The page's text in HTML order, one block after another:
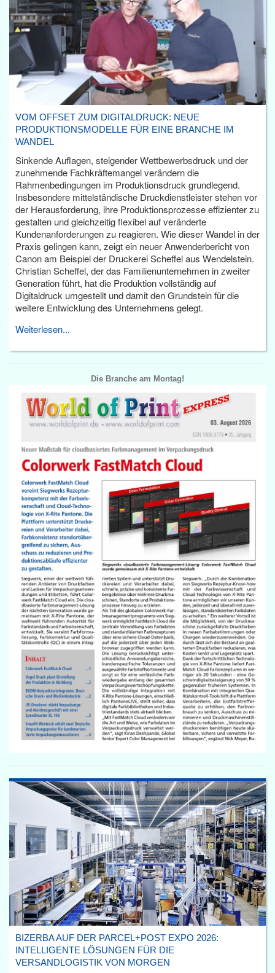
VOM OFFSET ZUM DIGITALDRUCK: NEUE
PRODUKTIONSMODELLE FÜR EINE BRANCHE IM
WANDEL
Sinkende Auflagen, steigender Wettbewerbsdruck und der
zunehmende Fachkräftemangel verändern die
Rahmenbedingungen im Produktionsdruck grundlegend.
Insbesondere mittelständische Druckdienstleister stehen vor
der Herausforderung, ihre Produktionsprozesse effizienter zu
gestalten und gleichzeitig flexibel auf veränderte
Kundenanforderungen zu reagieren. Wie dieser Wandel in der
Praxis gelingen kann, zeigt ein neuer Anwenderbericht von
Canon am Beispiel der Druckerei Scheffel aus Wendelstein.
Christian Scheffel, der das Familienunternehmen in zweiter
Generation führt, hat die Produktion vollständig auf
Digitaldruck umgestellt und damit den Grundstein für die
weitere Entwicklung des Unternehmens gelegt.
Weiterlesen...
Die Branche am Montag!
BIZERBA AUF DER PARCEL+POST EXPO 2026:
INTELLIGENTE LÖSUNGEN FÜR DIE
VERSANDLOGISTIK VON MORGEN